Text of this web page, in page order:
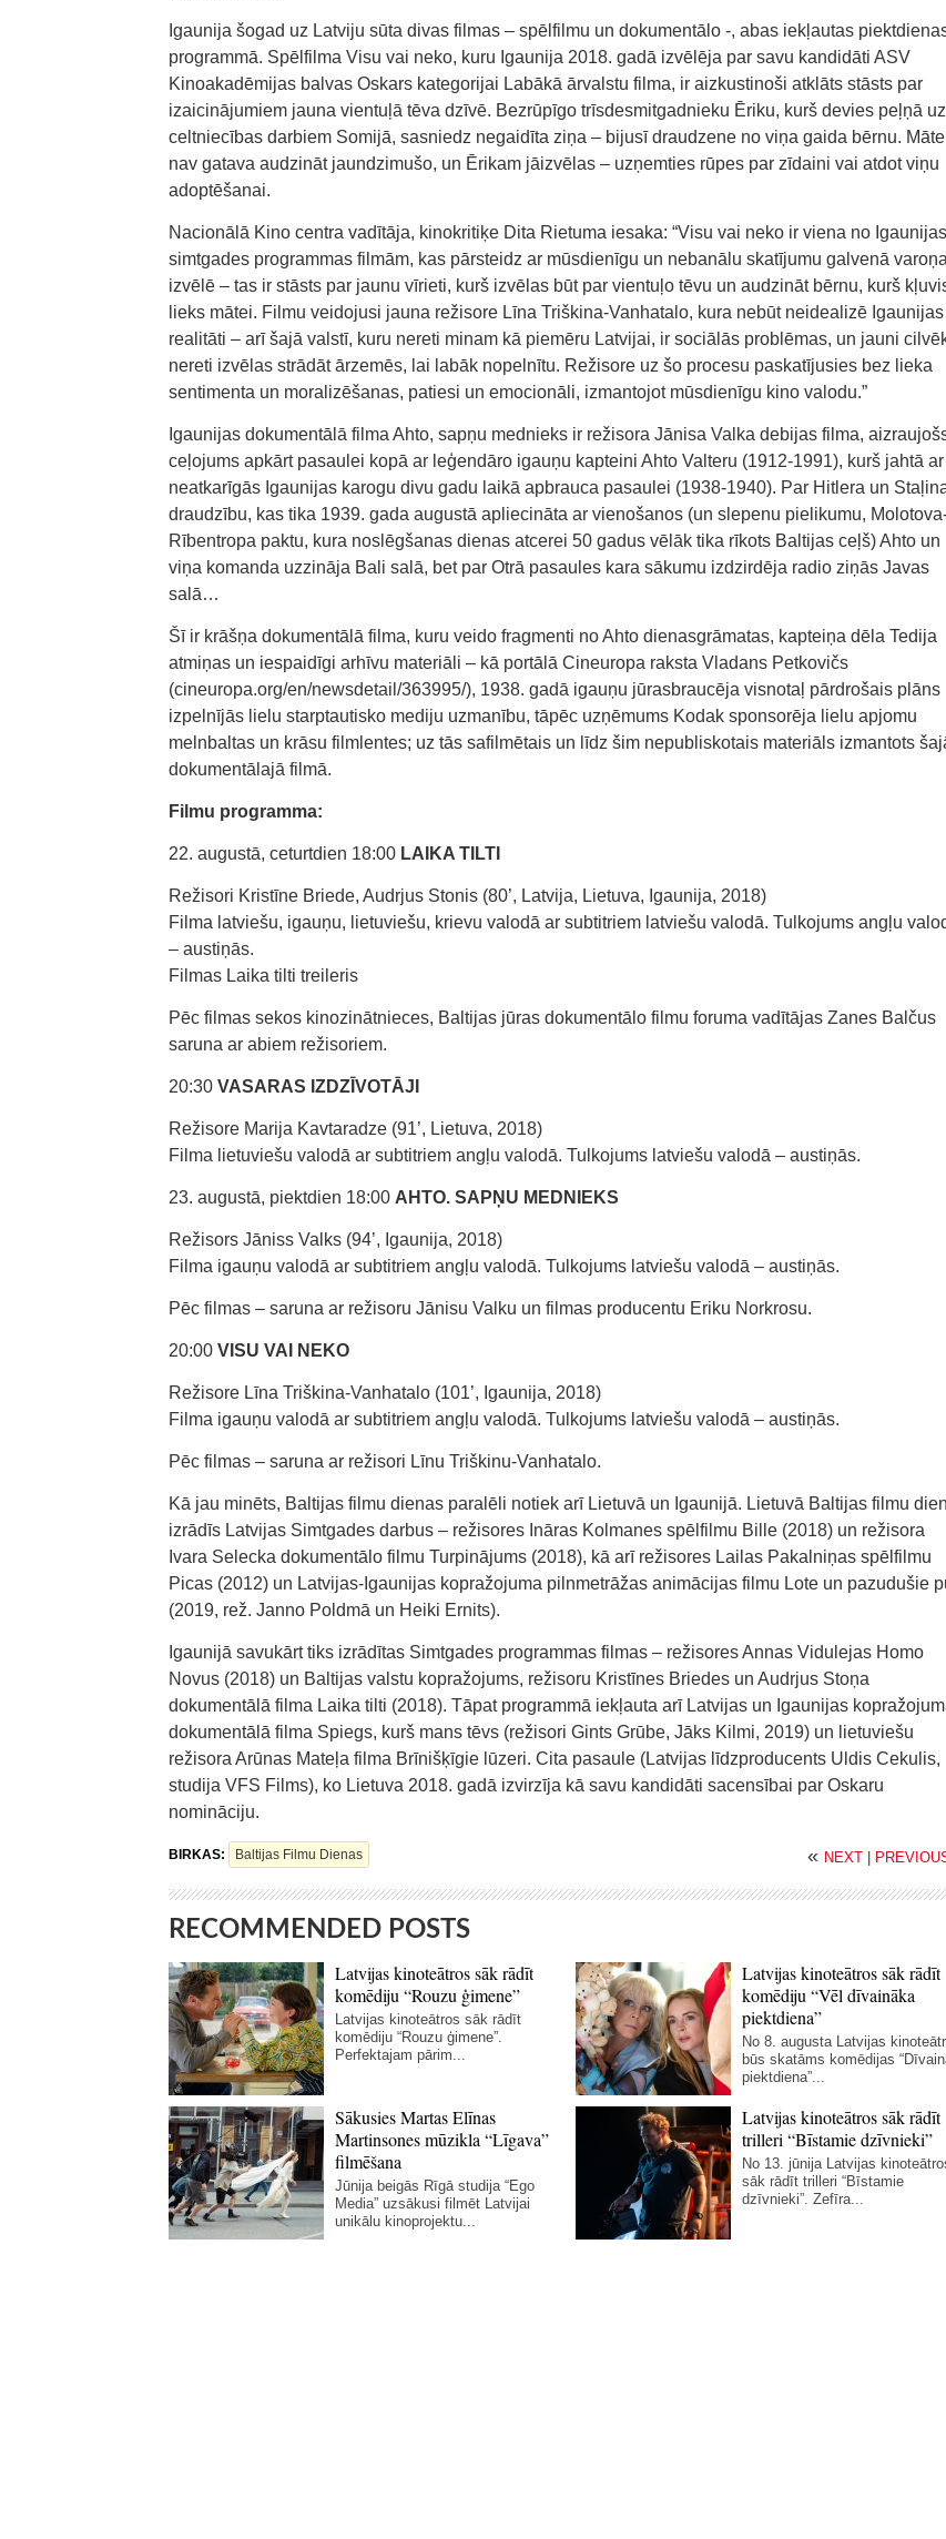
Igaunija šogad uz Latviju sūta divas filmas – spēlfilmu un dokumentālo -, abas iekļautas
programmā. Spēlfilma Visu vai neko, kuru Igaunija 2018. gadā izvēlēja par savu kandidāti ASV
Kinoakadēmijas balvas Oskars kategorijai Labākā ārvalstu filma, ir aizkustinoši atklāts stāsts par
izaicinājumiem jauna vientuļā tēva dzīvē. Bezrūpīgo trīsdesmitgadnieku Ēriku, kurš devies peļņā uz
celtniecības darbiem Somijā, sasniedz negaidīta ziņa – bijusī draudzene no viņa gaida bērnu. Māte
nav gatava audzināt jaundzimušo, un Ērikam jāizvēlas – uzņemties rūpes par zīdaini vai atdot viņu
adoptēšanai.
Nacionālā Kino centra vadītāja, kinokritiķe Dita Rietuma iesaka: “Visu vai neko ir viena no Igaunijas
simtgades programmas filmām, kas pārsteidz ar mūsdienīgu un nebanālu skatījumu galvenā varoņa
izvēlē – tas ir stāsts par jaunu vīrieti, kurš izvēlas būt par vientuļo tēvu un audzināt bērnu, kurš
lieks mātei. Filmu veidojusi jauna režisore Līna Triškina-Vanhatalo, kura nebūt neidealizē Igaunijas
realitāti – arī šajā valstī, kuru nereti minam kā piemēru Latvijai, ir sociālās problēmas, un jauni
nereti izvēlas strādāt ārzemēs, lai labāk nopelnītu. Režisore uz šo procesu paskatījusies bez lieka
sentimenta un moralizēšanas, patiesi un emocionāli, izmantojot mūsdienīgu kino valodu.”
Igaunijas dokumentālā filma Ahto, sapņu mednieks ir režisora Jānisa Valka debijas filma,
ceļojums apkārt pasaulei kopā ar leģendāro igauņu kapteini Ahto Valteru (1912-1991), kurš jahtā ar
neatkarīgās Igaunijas karogu divu gadu laikā apbrauca pasaulei (1938-1940). Par Hitlera un
draudzību, kas tika 1939. gada augustā apliecināta ar vienošanos (un slepenu pielikumu,
Rībentropa paktu, kura noslēgšanas dienas atcerei 50 gadus vēlāk tika rīkots Baltijas ceļš) Ahto un
viņa komanda uzzināja Bali salā, bet par Otrā pasaules kara sākumu izdzirdēja radio ziņās Javas
salā…
Šī ir krāšņa dokumentālā filma, kuru veido fragmenti no Ahto dienasgrāmatas, kapteiņa dēla Tedija
atmiņas un iespaidīgi arhīvu materiāli – kā portālā Cineuropa raksta Vladans Petkovičs
(cineuropa.org/en/newsdetail/363995/), 1938. gadā igauņu jūrasbraucēja visnotaļ pārdrošais plāns
izpelnījās lielu starptautisko mediju uzmanību, tāpēc uzņēmums Kodak sponsorēja lielu apjomu
melnbaltas un krāsu filmlentes; uz tās safilmētais un līdz šim nepubliskotais materiāls izmantots
dokumentālajā filmā.
Filmu programma:
22. augustā, ceturtdien 18:00 LAIKA TILTI
Režisori Kristīne Briede, Audrjus Stonis (80’, Latvija, Lietuva, Igaunija, 2018)
Filma latviešu, igauņu, lietuviešu, krievu valodā ar subtitriem latviešu valodā. Tulkojums angļu
– austiņās.
Filmas Laika tilti treileris
Pēc filmas sekos kinozinātnieces, Baltijas jūras dokumentālo filmu foruma vadītājas Zanes Balčus
saruna ar abiem režisoriem.
20:30 VASARAS IZDZĪVOTĀJI
Režisore Marija Kavtaradze (91’, Lietuva, 2018)
Filma lietuviešu valodā ar subtitriem angļu valodā. Tulkojums latviešu valodā – austiņās.
23. augustā, piektdien 18:00 AHTO. SAPŅU MEDNIEKS
Režisors Jāniss Valks (94’, Igaunija, 2018)
Filma igauņu valodā ar subtitriem angļu valodā. Tulkojums latviešu valodā – austiņās.
Pēc filmas – saruna ar režisoru Jānisu Valku un filmas producentu Eriku Norkrosu.
20:00 VISU VAI NEKO
Režisore Līna Triškina-Vanhatalo (101’, Igaunija, 2018)
Filma igauņu valodā ar subtitriem angļu valodā. Tulkojums latviešu valodā – austiņās.
Pēc filmas – saruna ar režisori Līnu Triškinu-Vanhatalo.
Kā jau minēts, Baltijas filmu dienas paralēli notiek arī Lietuvā un Igaunijā. Lietuvā Baltijas filmu
izrādīs Latvijas Simtgades darbus – režisores Ināras Kolmanes spēlfilmu Bille (2018) un režisora
Ivara Selecka dokumentālo filmu Turpinājums (2018), kā arī režisores Lailas Pakalniņas spēlfilmu
Picas (2012) un Latvijas-Igaunijas kopražojuma pilnmetrāžas animācijas filmu Lote un pazudušie
(2019, rež. Janno Poldmā un Heiki Ernits).
Igaunijā savukārt tiks izrādītas Simtgades programmas filmas – režisores Annas Vidulejas Homo
Novus (2018) un Baltijas valstu kopražojums, režisoru Kristīnes Briedes un Audrjus Stoņa
dokumentālā filma Laika tilti (2018). Tāpat programmā iekļauta arī Latvijas un Igaunijas
dokumentālā filma Spiegs, kurš mans tēvs (režisori Gints Grūbe, Jāks Kilmi, 2019) un lietuviešu
režisora Arūnas Mateļa filma Brīnišķīgie lūzeri. Cita pasaule (Latvijas līdzproducents Uldis Cekulis,
studija VFS Films), ko Lietuva 2018. gadā izvirzīja kā savu kandidāti sacensībai par Oskaru
nomināciju.
BIRKAS: Baltijas Filmu Dienas « NEXT
RECOMMENDED POSTS
Latvijas kinoteātros sāk rādīt
komēdiju “Rouzu ģimene”
Latvijas kinoteātros sāk rādīt
komēdiju “Rouzu ģimene”.
Perfektajam pārim...
Latvijas kinoteātros sāk rādīt
komēdiju “Vēl dīvaināka
piektdiena”
No 8. augusta Latvijas
būs skatāms komēdijas
piektdiena”...
Sākusies Martas Elīnas
Martinsones mūzikla “Līgava”
filmēšana
Jūnija beigās Rīgā studija “Ego
Media” uzsākusi filmēt Latvijai
unikālu kinoprojektu...
Latvijas kinoteātros sāk rādīt
trilleri “Bīstamie dzīvnieki”
No 13. jūnija Latvijas
sāk rādīt trilleri “Bīstamie
dzīvnieki”. Zefīra...